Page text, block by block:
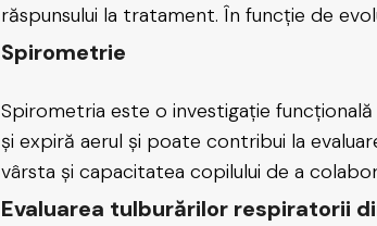
răspunsului la tratament. În funcție de
Spirometrie
Spirometria este o investigație
și expiră aerul și poate contribui la
vârsta și capacitatea copilului de a
Evaluarea tulburărilor respiratorii